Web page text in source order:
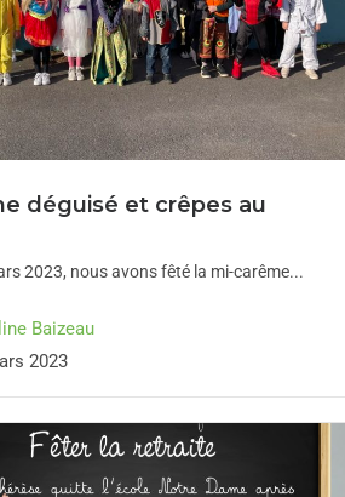
déguisé et crêpes au
2023, nous avons fêté la mi-carême...
Baizeau
2023